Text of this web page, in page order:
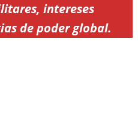
intereses
de poder global.